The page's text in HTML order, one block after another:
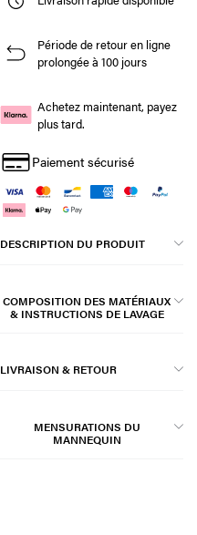
Période de retour en ligne
prolongée à 100 jours
Achetez maintenant, payez
plus tard.
Paiement sécurisé
DESCRIPTION DU PRODUIT
COMPOSITION DES MATÉRIAUX
& INSTRUCTIONS DE LAVAGE
LIVRAISON & RETOUR
MENSURATIONS DU
MANNEQUIN